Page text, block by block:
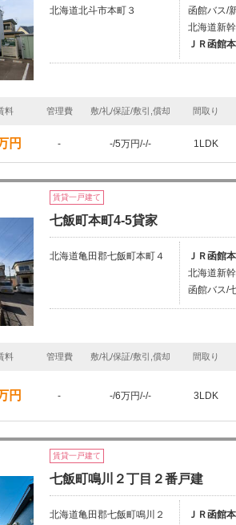
北海道北斗市本町３
函館バス/
北海道新
ＪＲ函館
料 管理費 敷/礼/保証/敷引,償却 間取り
円 - -/5万円/-/- 1LDK
賃貸一戸建て
七飯町本町4-5貸家
北海道亀田郡七飯町本町４
ＪＲ函館
北海道新
函館バス/
料 管理費 敷/礼/保証/敷引,償却 間取り
円 - -/6万円/-/- 3LDK
賃貸一戸建て
七飯町鳴川２丁目２番戸建
北海道亀田郡七飯町鳴川２
ＪＲ函館